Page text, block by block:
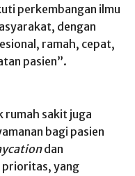
perkembangan ilmu
dengan
ramah, cepat,
pasien”.
rumah sakit juga
bagi pasien
dan
prioritas, yang